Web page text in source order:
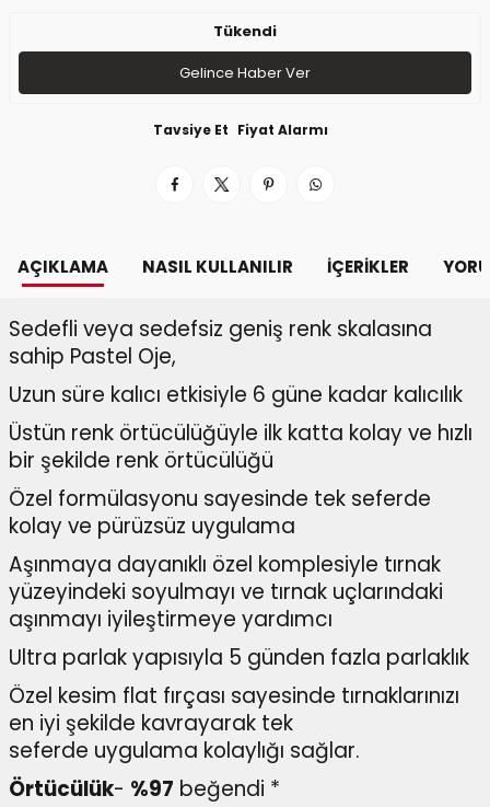
Tükendi
Gelince Haber Ver
Tavsiye Et Fiyat Alarmı
AÇIKLAMA NASIL KULLANILIR İÇERIKLER
Sedefli veya sedefsiz geniş renk skalasına
sahip Pastel Oje,
Uzun süre kalıcı etkisiyle 6 güne kadar kalıcılık
Üstün renk örtücülüğüyle ilk katta kolay ve hızlı
bir şekilde renk örtücülüğü
Özel formülasyonu sayesinde tek seferde
kolay ve pürüzsüz uygulama
Aşınmaya dayanıklı özel komplesiyle tırnak
yüzeyindeki soyulmayı ve tırnak uçlarındaki
aşınmayı iyileştirmeye yardımcı
Ultra parlak yapısıyla 5 günden fazla parlaklık
Özel kesim flat fırçası sayesinde tırnaklarınızı
en iyi şekilde kavrayarak tek
seferde uygulama kolaylığı sağlar.
Örtücülük- %97 beğendi *